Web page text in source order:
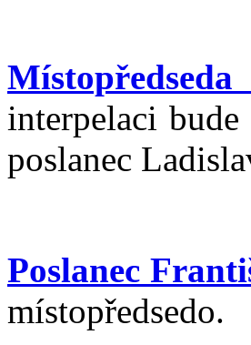
interpelaci
poslanec
Poslanec
místopředsedo.